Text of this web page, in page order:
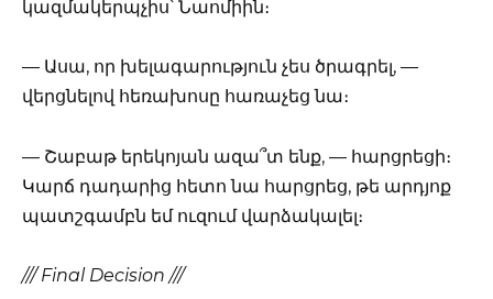
կազմակերպչիս՝ Նաոմիին։
— Ասա, որ խելագարություն չես ծրագրել, —
վերցնելով հեռախոսը հառաչեց նա։
— Շաբաթ երեկոյան ազա՞տ ենք, — հարցրեցի։
Կարճ դադարից հետո նա հարցրեց, թե արդյոք
պատշգամբն եմ ուզում վարձակալել։
/// Final Decision ///